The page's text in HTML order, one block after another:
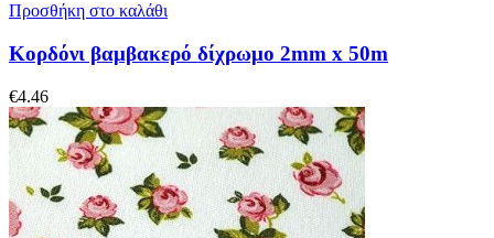
Προσθήκη στο καλάθι
Κορδόνι βαμβακερό δίχρωμο 2mm x 50m
€4.46